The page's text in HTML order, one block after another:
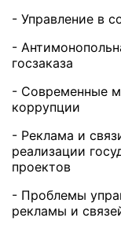
- Управление в
-
госзаказа
- Современные
коррупции
- Реклама и
реализации
проектов
- Проблемы
рекламы и